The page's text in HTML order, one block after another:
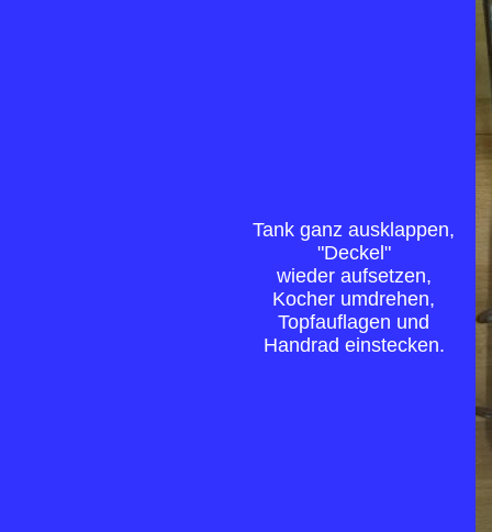
Tank ganz ausklappen,
"Deckel"
wieder aufsetzen,
Kocher umdrehen,
Topfauflagen und
Handrad einstecken.